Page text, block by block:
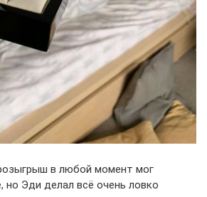
в любой момент мог
но Эди делал всё очень ловко